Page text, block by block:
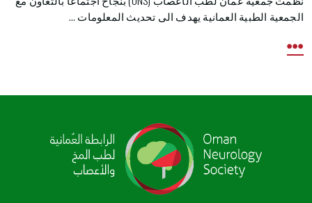
الجمعية الطبية العمانية يهدف الى تحديث المعلومات ...